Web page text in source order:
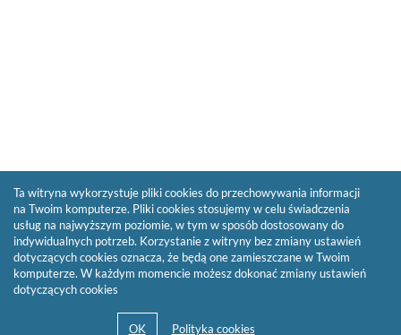
Ta witryna wykorzystuje pliki cookies do przechowywania informacji
na Twoim komputerze. Pliki cookies stosujemy w celu świadczenia
usług na najwyższym poziomie, w tym w sposób dostosowany do
indywidualnych potrzeb. Korzystanie z witryny bez zmiany ustawień
dotyczących cookies oznacza, że będą one zamieszczane w Twoim
komputerze. W każdym momencie możesz dokonać zmiany ustawień
dotyczących cookies